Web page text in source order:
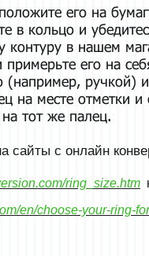
его на
в кольцо и
контуру в нашем
примерьте его на
(например, ручкой)
на месте отметки
тот же палец.
сайты с онлайн
ring_size.htm
en/choose-your-ring-